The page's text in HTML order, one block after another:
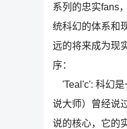
系列的忠实fans
统科幻的体系和
远的将来成为现
序：
'Teal'c': 科幻是
说大师）曾经说
说的核心，它的